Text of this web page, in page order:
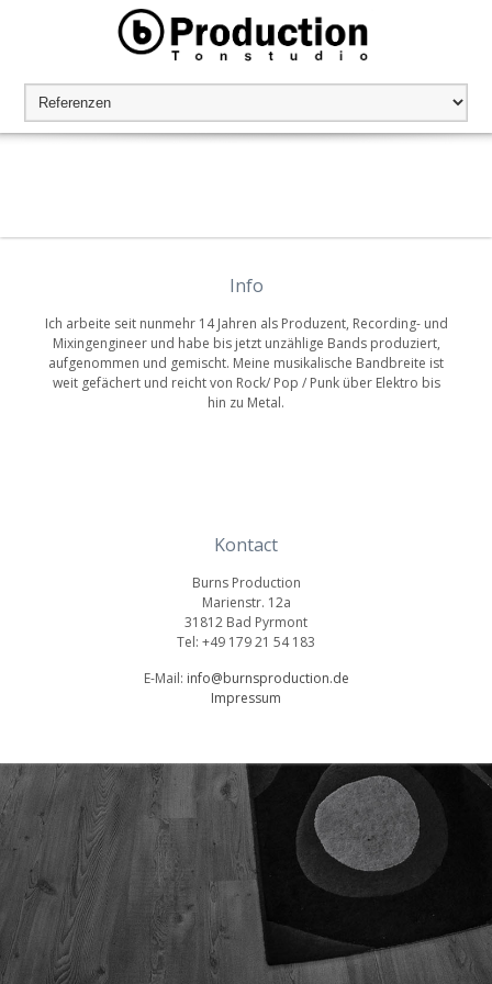
Info
Ich arbeite seit nunmehr 14 Jahren als Produzent, Recording- und
Mixingengineer und habe bis jetzt unzählige Bands produziert,
aufgenommen und gemischt. Meine musikalische Bandbreite ist
weit gefächert und reicht von Rock/ Pop / Punk über Elektro bis
hin zu Metal.
Kontact
Burns Production
Marienstr. 12a
31812 Bad Pyrmont
Tel: +49 179 21 54 183
E-Mail: info@burnsproduction.de
Impressum